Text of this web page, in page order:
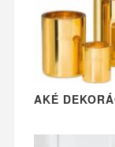
AKÉ